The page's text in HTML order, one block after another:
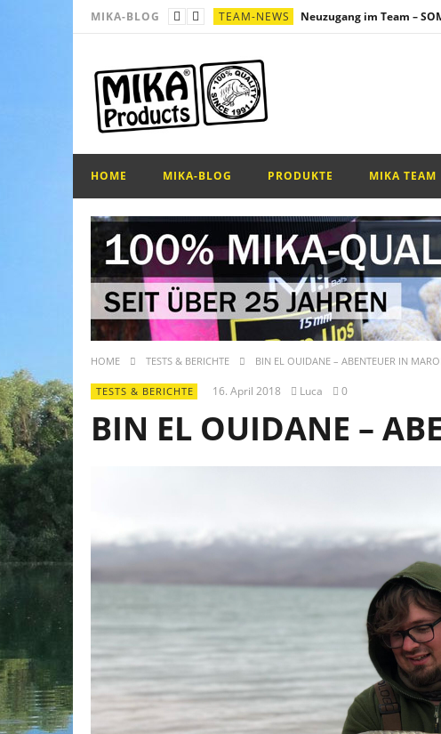
MIKA-BLOG TEAM-NEWS
SONSTIGES
SONSTIGES
HOME MIKA-BLOG PRODUKTE MIKA TEAM
HOME TESTS & BERICHTE BIN EL OUIDANE – ABENTEUER IN
TESTS & BERICHTE 16. April 2018 Luca 0
BIN EL OUIDANE –